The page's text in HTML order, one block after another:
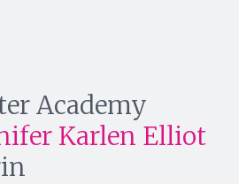
Academy
Karlen Elliot